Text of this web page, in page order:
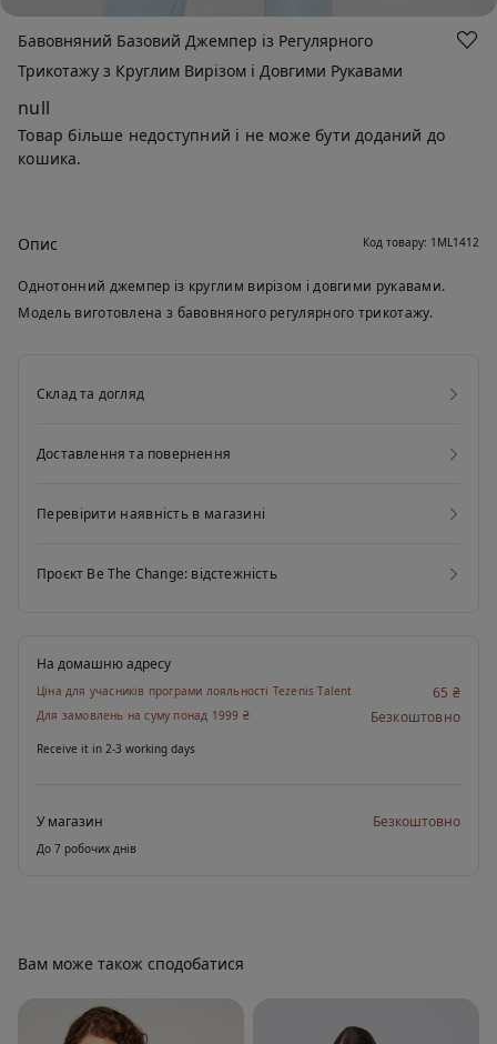
Бавовняний Базовий Джемпер із Регулярного
Трикотажу з Круглим Вирізом і Довгими Рукавами
null
Товар більше недоступний і не може бути доданий до
кошика.
Опис Код товару: 1ML1412
Однотонний джемпер із круглим вирізом і довгими рукавами.
Модель виготовлена з бавовняного регулярного трикотажу.
Склад та догляд
Доставлення та повернення
Перевірити наявність в магазині
Проєкт Be The Change: відстежність
На домашню адресу
Ціна для учасників програми лояльності Tezenis Talent 65 ₴
Для замовлень на суму понад 1999 ₴ Безкоштовно
Receive it in 2-3 working days
У магазин Безкоштовно
До 7 робочих днів
Вам може також сподобатися